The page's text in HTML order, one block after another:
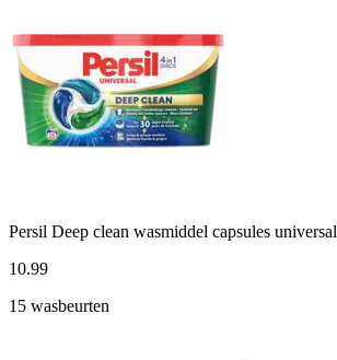
Persil Deep clean wasmiddel capsules universal
10.99
15 wasbeurten